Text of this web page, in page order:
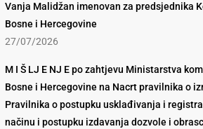
Vanja Malidžan imenovan za predsjednika
Bosne i Hercegovine
27/07/2026
M I Š LJ E NJ E po zahtjevu Ministarstva
Bosne i Hercegovine na Nacrt pravilnika o
Pravilnika o postupku usklađivanja i
načinu i postupku izdavanja dozvole i